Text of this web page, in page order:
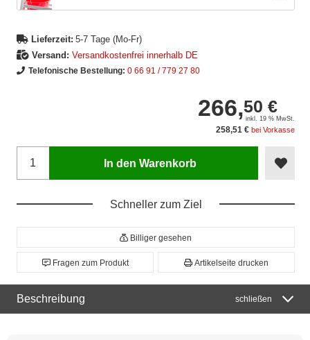
Lieferzeit: 5-7 Tage (Mo-Fr)
Versand: Versandkostenfrei innerhalb DE
Telefonische Bestellung: 0 66 91 / 779 27 80
266,50 €
inkl. 19 % MwSt.
258,51 € bei Vorkasse
In den Warenkorb
Schneller zum Ziel
Billiger gesehen
Fragen zum Produkt Artikelseite drucken
Beschreibung schließen